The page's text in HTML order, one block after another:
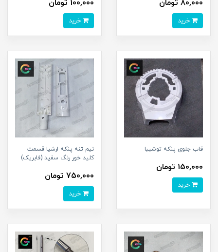
80,000 تومان 100,000 تومان
قاب جلوی پنکه توشیبا
150,000 تومان
نیم تنه پنکه ارشیا قسمت
کلید خور رنگ سفید (فابریک)
750,000 تومان